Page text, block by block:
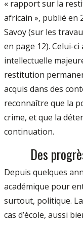
« rapport sur la
africain », publié en
Savoy (sur les
en page 12). Celui-
intellectuelle
restitution
acquis dans des
reconnaître que la
crime, et que la
continuation.
Des
Depuis quelques
académique pour
surtout, politique.
cas d’école, aussi